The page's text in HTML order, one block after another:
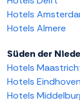
Hotels
Hotels Almere
Süden der
Hotels
Hotels Eindhoven
Hotels